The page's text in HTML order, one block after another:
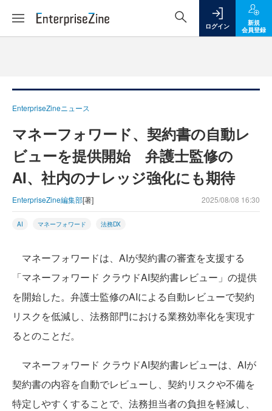
ログイン
新規
会員登録
EnterpriseZineニュース
マネーフォワード、契約書の自動レ
ビューを提供開始 弁護士監修の
AI、社内のナレッジ強化にも期待
EnterpriseZine編集部[著] 2025/08/08 16:30
AI マネーフォワード 法務DX
マネーフォワードは、AIが契約書の審査を支援する
「マネーフォワード クラウドAI契約書レビュー」の提供
を開始した。弁護士監修のAIによる自動レビューで契約
リスクを低減し、法務部門における業務効率化を実現す
るとのことだ。
マネーフォワード クラウドAI契約書レビューは、AIが
契約書の内容を自動でレビューし、契約リスクや不備を
特定しやすくすることで、法務担当者の負担を軽減し、